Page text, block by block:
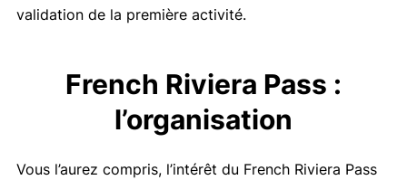
validation de la première activité.
French Riviera Pass :
l’organisation
Vous l’aurez compris, l’intérêt du French Riviera Pass